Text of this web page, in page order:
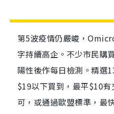
第5波疫情仍嚴峻，
字持續高企。不少市民購
陽性後作每日檢測。精選
$19以下買到，最平$10
可，或通過歐盟標準，最